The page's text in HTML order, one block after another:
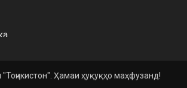
Ҳамаи ҳуқуқҳо маҳфузанд!